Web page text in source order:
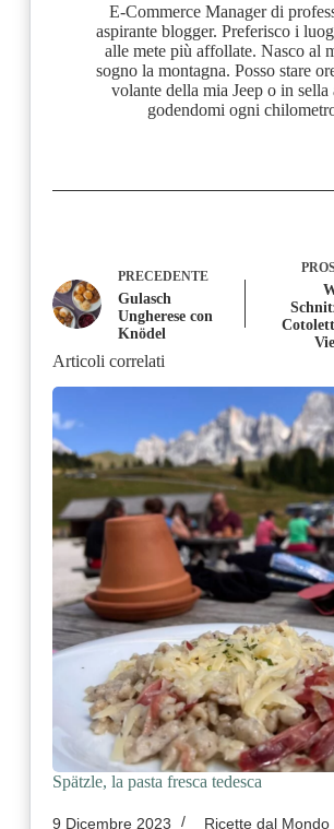
E-Commerce Manager di
aspirante blogger. Preferisco i
alle mete più affollate. Nasco al
sogno la montagna. Posso stare
volante della mia Jeep o in sella
godendomi ogni
PRECEDENTE
Gulasch
Ungherese con
Knödel
Articoli correlati
Spätzle, la pasta fresca tedesca
9 Dicembre 2023 Ricette dal Mondo